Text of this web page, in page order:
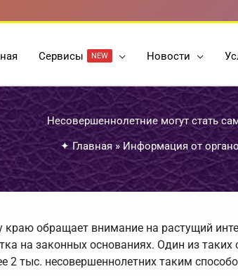
Cервисы NEW Новости
Несовершеннолетние могут стать
✦ Главная »Информация от
обращает внимание на растущий
на законных основаниях. Один из таких
2 тыс. несовершеннолетних таким